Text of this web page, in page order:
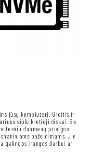
jūsų kompiuterį. Greitis ir
siūlo kietieji diskai. Be
duomenų prieigos
pažeidimams. Jie
galingos įrangos darbui ar